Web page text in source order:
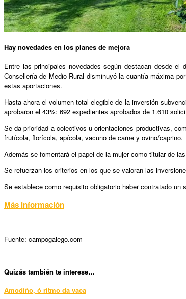
Hay novedades en los planes de mejora
Entre las principales novedades según destacan desde
Consellería de Medio Rural disminuyó la cuantía máxima
estas aportaciones.
Hasta ahora el volumen total elegible de la inversión
aprobaron el 43%: 692 expedientes aprobados de 1.610
Se da prioridad a colectivos u orientaciones productivas,
frutícola, florícola, apícola, vacuno de carne y ovino/caprino.
Además se fomentará el papel de la mujer como titular de
Se refuerzan los criterios en los que se valoran las
Se establece como requisito obligatorio haber contratado
Más información
Fuente: campogalego.com
Quizás también te interese…
Amodiño, ó ritmo da vaca